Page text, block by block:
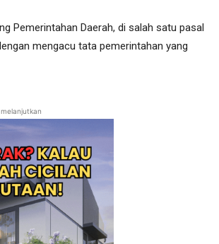
Pemerintahan Daerah, di salah satu pasal
mengacu tata pemerintahan yang